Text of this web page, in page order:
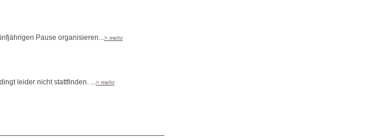
Pause organisieren...> mehr
leider nicht stattfinden. ...> mehr